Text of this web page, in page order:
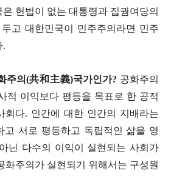
헌법이 없는 대통령과 집궘여당의
고 대한민국이 민주주의라면 민주
.
주의 (共和主義)국가인가? 공화주의
적 이익보다 평등을 목표로 한 공적
회다. 인간에 대한 인간의 지배라는
고 서로 평등하고 독립적인 삶을 영
닌 다수의 이익이 실현되는 사회가
화주의가 실현되기 위해서는 구성원